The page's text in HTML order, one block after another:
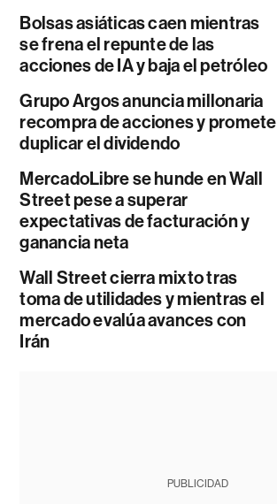
Bolsas asiáticas caen mientras
se frena el repunte de las
acciones de IA y baja el petróleo
Grupo Argos anuncia millonaria
recompra de acciones y promete
duplicar el dividendo
MercadoLibre se hunde en Wall
Street pese a superar
expectativas de facturación y
ganancia neta
Wall Street cierra mixto tras
toma de utilidades y mientras el
mercado evalúa avances con
Irán
PUBLICIDAD